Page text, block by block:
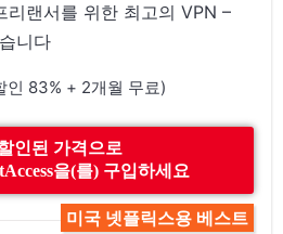
리랜서를 위한 최고의 VPN –
니다
인 83% + 2개월 무료)
인된 가격으로
을(를) 구입하세요
미국 넷플릭스용 베스트